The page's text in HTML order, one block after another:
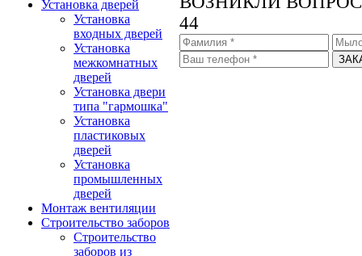
Установка дверей
Установка
входных дверей
Установка
межкомнатных
дверей
Установка двери
типа "гармошка"
Установка
пластиковых
дверей
Установка
промышленных
дверей
Монтаж вентиляции
Строительство заборов
Строительство
заборов из
44